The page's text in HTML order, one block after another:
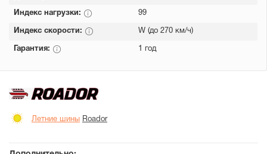
Индекс нагрузки: 99
Индекс скорости: W (до 270 км/ч)
Гарантия: 1 год
Летние шины Roador